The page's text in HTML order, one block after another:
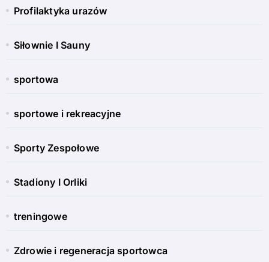
Profilaktyka urazów
Siłownie I Sauny
sportowa
sportowe i rekreacyjne
Sporty Zespołowe
Stadiony I Orliki
treningowe
Zdrowie i regeneracja sportowca